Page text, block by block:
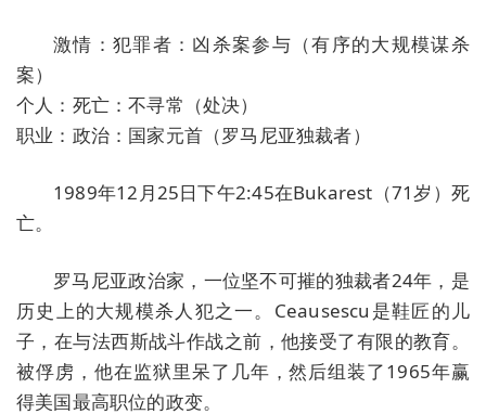
激情：犯罪者：凶杀案参与（有序的大规模谋杀
案）
个人：死亡：不寻常（处决）
职业：政治：国家元首（罗马尼亚独裁者）
1989年12月25日下午2:45在Bukarest（71岁）死
亡。
罗马尼亚政治家，一位坚不可摧的独裁者24年，是
历史上的大规模杀人犯之一。Ceausescu是鞋匠的儿
子，在与法西斯战斗作战之前，他接受了有限的教育。
被俘虏，他在监狱里呆了几年，然后组装了1965年赢
得美国最高职位的政变。